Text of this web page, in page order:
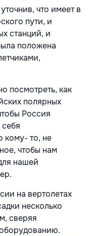
что имеет в
пути, и
станций, и
положена
посмотреть, как
полярных
Россия
себя
кому- то, не
чтобы нам
нашей
на вертолетах
несколько
сверяя